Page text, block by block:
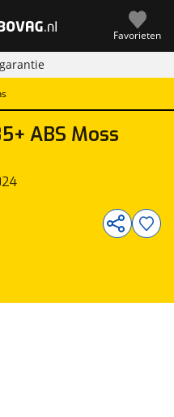
Favorieten
ABS Moss
1/4